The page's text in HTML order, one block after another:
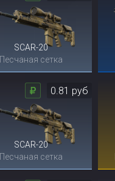
SCAR-20
Песчаная сетка
SCAR-20
Песчаная сетка
0.81 руб